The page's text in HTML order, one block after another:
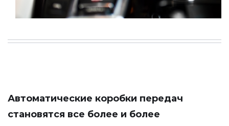
Автоматические коробки передач
становятся все более и более